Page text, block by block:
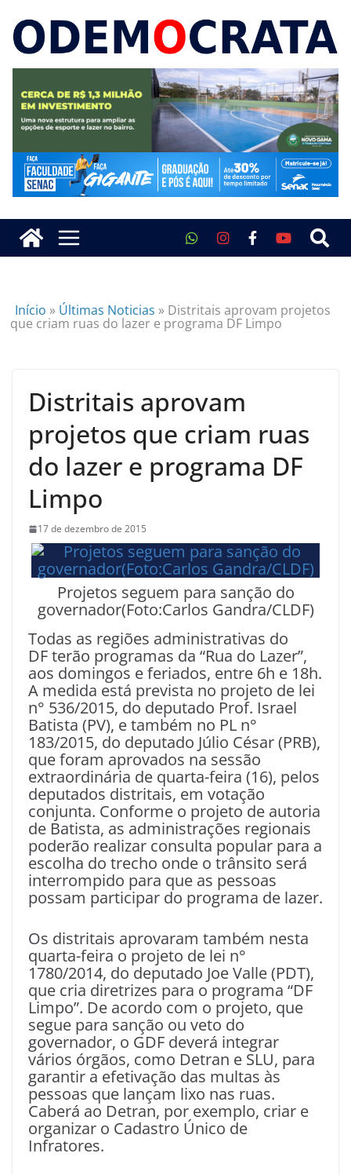
Início » Últimas Noticias » Distritais aprovam projetos
que criam ruas do lazer e programa DF Limpo
Distritais aprovam
projetos que criam ruas
do lazer e programa DF
Limpo
17 de dezembro de 2015
Projetos seguem para sanção do
governador(Foto:Carlos Gandra/CLDF)
Todas as regiões administrativas do
DF terão programas da “Rua do Lazer”,
aos domingos e feriados, entre 6h e 18h.
A medida está prevista no projeto de lei
n° 536/2015, do deputado Prof. Israel
Batista (PV), e também no PL n°
183/2015, do deputado Júlio César (PRB),
que foram aprovados na sessão
extraordinária de quarta-feira (16), pelos
deputados distritais, em votação
conjunta. Conforme o projeto de autoria
de Batista, as administrações regionais
poderão realizar consulta popular para a
escolha do trecho onde o trânsito será
interrompido para que as pessoas
possam participar do programa de lazer.
Os distritais aprovaram também nesta
quarta-feira o projeto de lei n°
1780/2014, do deputado Joe Valle (PDT),
que cria diretrizes para o programa “DF
Limpo”. De acordo com o projeto, que
segue para sanção ou veto do
governador, o GDF deverá integrar
vários órgãos, como Detran e SLU, para
garantir a efetivação das multas às
pessoas que lançam lixo nas ruas.
Caberá ao Detran, por exemplo, criar e
organizar o Cadastro Único de
Infratores.